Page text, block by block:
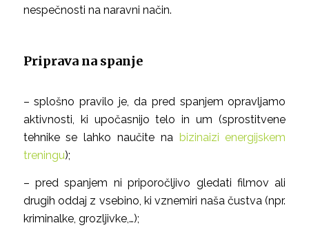
nespečnosti na naravni način.
Priprava na spanje
– splošno pravilo je, da pred spanjem opravljamo
aktivnosti, ki upočasnijo telo in um (sprostitvene
tehnike se lahko naučite na bizinaizi energijskem
treningu);
– pred spanjem ni priporočljivo gledati filmov ali
drugih oddaj z vsebino, ki vznemiri naša čustva (npr.
kriminalke, grozljivke,…);